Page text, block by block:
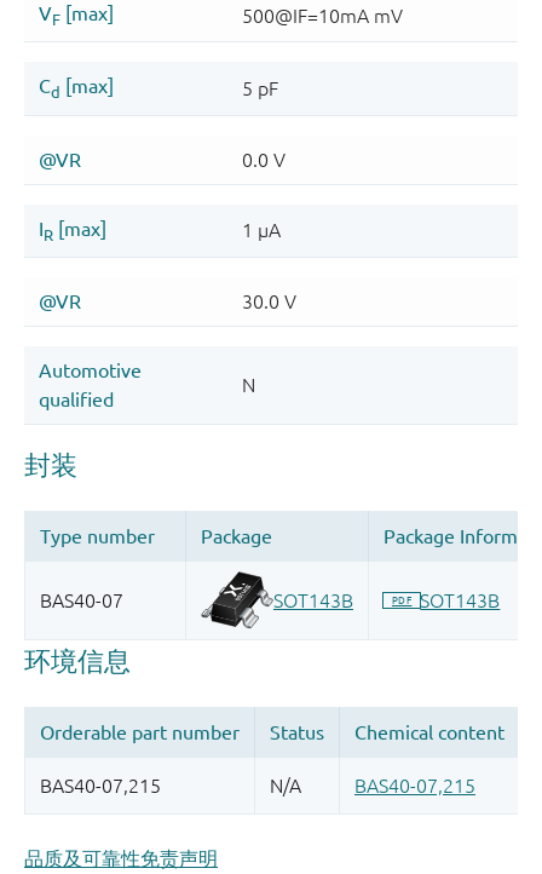
品质及可靠性免责声明